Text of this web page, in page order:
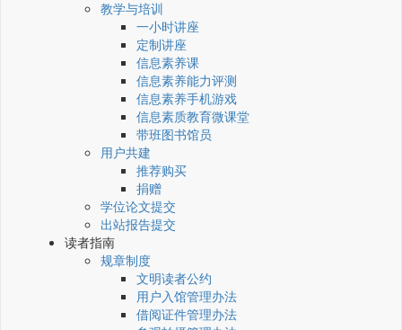
教学与培训
一小时讲座
定制讲座
信息素养课
信息素养能力评测
信息素养手机游戏
信息素质教育微课堂
带班图书馆员
用户共建
推荐购买
捐赠
学位论文提交
出站报告提交
读者指南
规章制度
文明读者公约
用户入馆管理办法
借阅证件管理办法